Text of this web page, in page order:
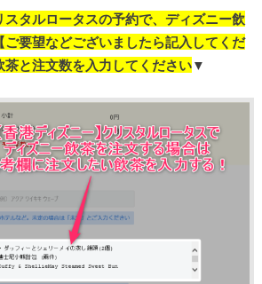
タルロータスの予約で、ディズニー飲
要望などございましたら記入してくだ
茶と注文数を入力してください▼